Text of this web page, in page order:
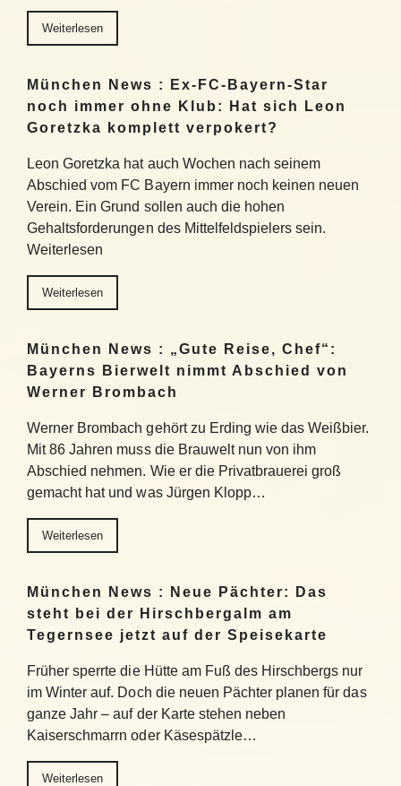
Weiterlesen
München News : Ex-FC-Bayern-Star
noch immer ohne Klub: Hat sich Leon
Goretzka komplett verpokert?
Leon Goretzka hat auch Wochen nach seinem
Abschied vom FC Bayern immer noch keinen neuen
Verein. Ein Grund sollen auch die hohen
Gehaltsforderungen des Mittelfeldspielers sein.
Weiterlesen
Weiterlesen
München News : „Gute Reise, Chef“:
Bayerns Bierwelt nimmt Abschied von
Werner Brombach
Werner Brombach gehört zu Erding wie das Weißbier.
Mit 86 Jahren muss die Brauwelt nun von ihm
Abschied nehmen. Wie er die Privatbrauerei groß
gemacht hat und was Jürgen Klopp…
Weiterlesen
München News : Neue Pächter: Das
steht bei der Hirschbergalm am
Tegernsee jetzt auf der Speisekarte
Früher sperrte die Hütte am Fuß des Hirschbergs nur
im Winter auf. Doch die neuen Pächter planen für das
ganze Jahr – auf der Karte stehen neben
Kaiserschmarrn oder Käsespätzle…
Weiterlesen